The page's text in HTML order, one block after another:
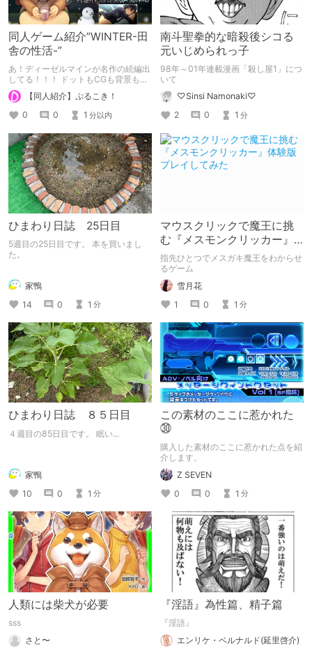
同人ゲーム紹介”WINTER-田
舎の性活-”
あ！ディーゼルマインが名作の続編出
してる！！！ ドットもCGも背景も全
てが高クオリティ
【同人紹介】ぷるこき！
0
0 1 分以内
南斗聖拳的な暗殺後シコる
元いじめられっ子
98年～01年連載漫画「殺し屋1」につ
いて
♡Sinsi Namonaki♡
2
0 1 分
ひまわり日誌 25日目
5週目の25日目です。 本を買いまし
た。
家鴨
14
0 1 分
マウスクリックで魔王に挑
む『メスモンクリッカー』
体験版プレイしてみた
指先ひとつでメスガキ魔王をわからせ
るゲーム
雪月花
1
0 1 分
ひまわり日誌 ８５日目
４週目の85日目です。 眠い...
家鴨
10
0 1 分
この素材のここに惹かれた
㉚
購入した素材のここに惹かれた点を紹
介します。
Z SEVEN
0
0 1 分
人類には柴犬が必要
sss
さと〜
『淫語』為性篇、精子篇
『淫語』
エンリケ・ベルナルド(延里啓介)